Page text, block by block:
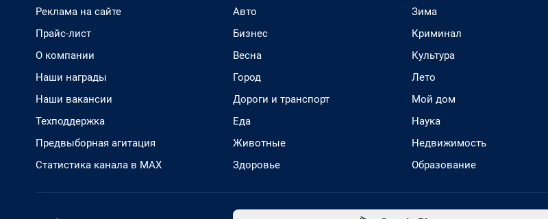
Реклама на сайте
Прайс-лист
О компании
Наши награды
Наши вакансии
Техподдержка
Предвыборная агитация
Статистика канала в MAX
Авто
Бизнес
Весна
Город
Дороги и транспорт
Еда
Животные
Здоровье
Зима
Криминал
Культура
Лето
Мой дом
Наука
Недвижимость
Образование